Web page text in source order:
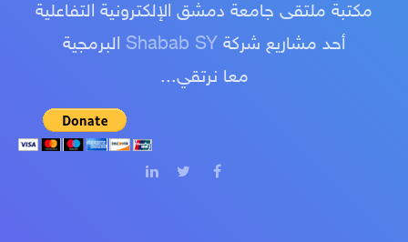
مكتبة ملتقى جامعة دمشق الإلكترونية التفاعلية
أحد مشاريع شركة Shabab SY البرمجية
معا نرتقي...